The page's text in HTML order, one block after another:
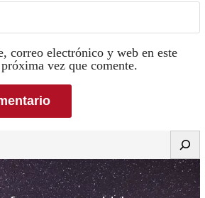
correo electrónico y web en este
vez que comente.